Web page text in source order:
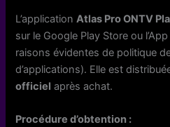
L’applicationAtlas Pro ONTV
sur le Google Play Store ou
raisons évidentes de politique
d’applications). Elle est
officiel après achat.
Procédure d’obtention :